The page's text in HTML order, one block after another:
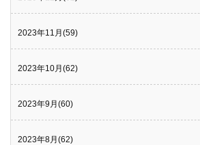
2023年11月(59)
2023年10月(62)
2023年9月(60)
2023年8月(62)